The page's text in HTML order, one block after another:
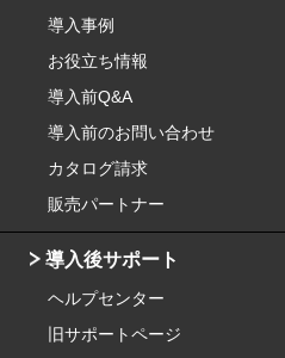
導入事例
お役立ち情報
導入前Q&A
導入前のお問い合わせ
カタログ請求
販売パートナー
導入後サポート
ヘルプセンター
旧サポートページ